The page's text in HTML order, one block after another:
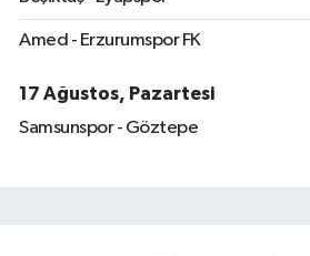
Amed - Erzurumspor FK
17 Ağustos, Pazartesi
Samsunspor - Göztepe